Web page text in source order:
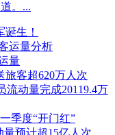
。...
生！
运量分析
量
旅客超620万人次
流动量完成20119.4万
季度“开门红”